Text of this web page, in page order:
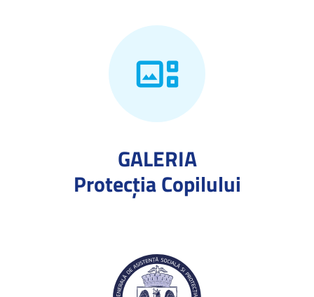
GALERIA
Protecţia Copilului